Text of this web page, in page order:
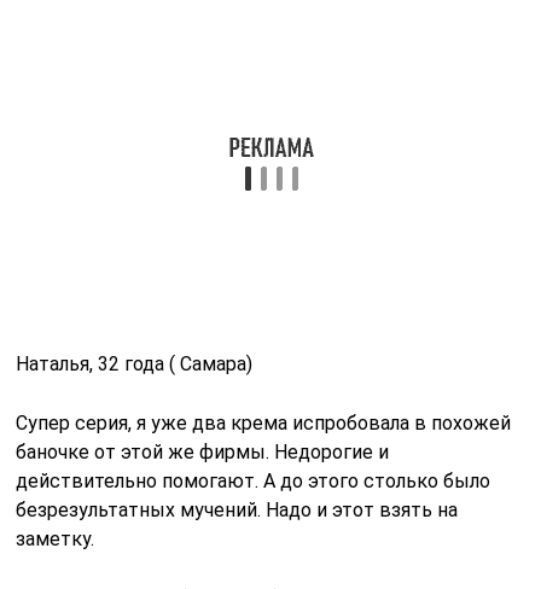
Наталья, 32 года ( Самара)
Супер серия, я уже два крема испробовала в похожей
баночке от этой же фирмы. Недорогие и
действительно помогают. А до этого столько было
безрезультатных мучений. Надо и этот взять на
заметку.